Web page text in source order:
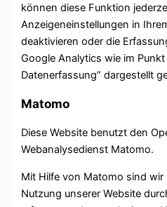
können diese Funktion
Anzeigeneinstellungen in
deaktivieren oder die
Google Analytics wie im
Datenerfassung” dargestellt
Matomo
Diese Website benutzt den
Webanalysedienst Matomo.
Mit Hilfe von Matomo sind wir
Nutzung unserer Website